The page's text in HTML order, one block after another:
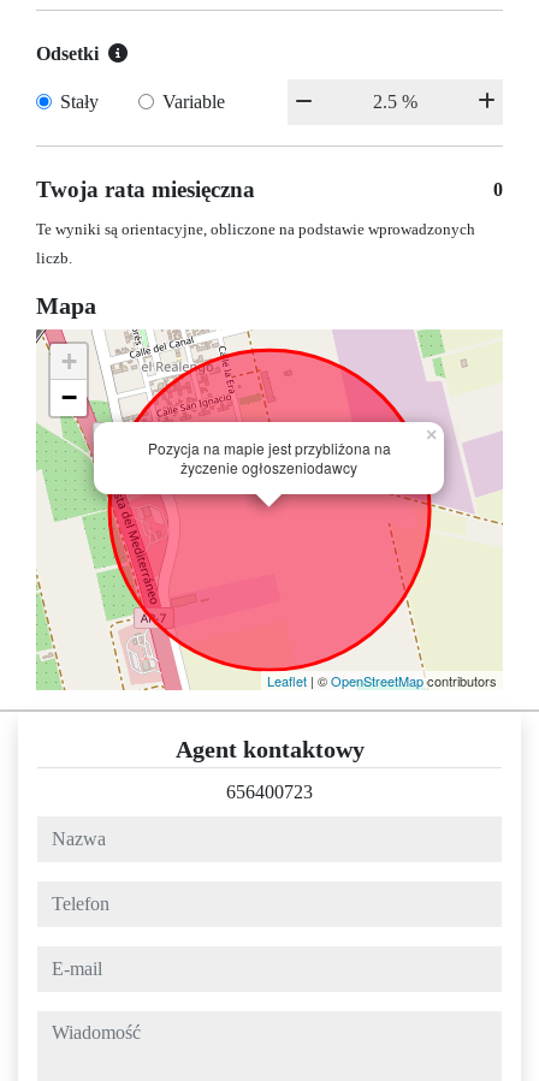
Odsetki
Stały Variable
Twoja rata miesięczna 0
Te wyniki są orientacyjne, obliczone na podstawie wprowadzonych
liczb.
Mapa
Pozycja na mapie jest przybliżona na
życzenie ogłoszeniodawcy
×
+
−
Leaflet | ©OpenStreetMapcontributors
Agent kontaktowy
656400723
nazwa
telefon
e-mail
wiadomość